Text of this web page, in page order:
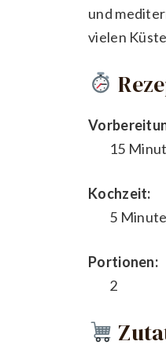
und
vielen
15
Kochzeit:
5
Portionen:
2